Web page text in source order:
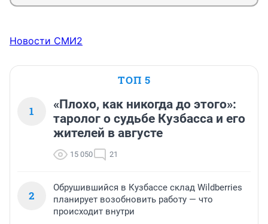
Новости СМИ2
ТОП 5
1
«Плохо, как никогда до этого»:
таролог о судьбе Кузбасса и его
жителей в августе
15 050 21
2
Обрушившийся в Кузбассе склад Wildberries
планирует возобновить работу — что
происходит внутри